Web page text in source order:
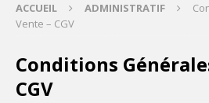
ACCUEIL ADMINISTRATIF
Vente – CGV
Conditions
CGV